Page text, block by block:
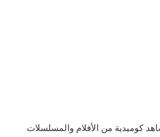
كوميدية من الأفلام والمسلسلات